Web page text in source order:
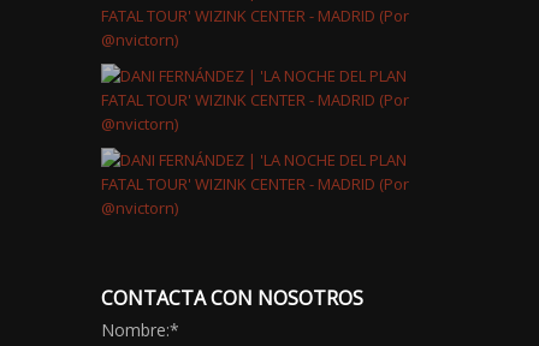
CONTACTA CON NOSOTROS
Nombre:*